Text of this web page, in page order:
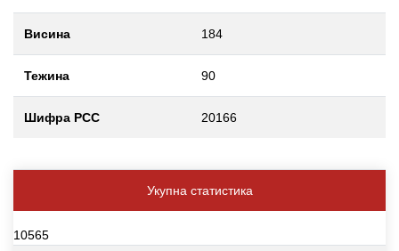
Висина 184
Тежина 90
Шифра РСС 20166
Укупна статистика
10565